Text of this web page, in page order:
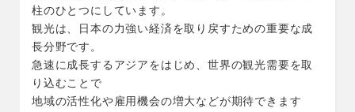
柱のひとつにしています。
観光は、日本の力強い経済を取り戻すための重要な成
長分野です。
急速に成長するアジアをはじめ、世界の観光需要を取
り込むことで
地域の活性化や雇用機会の増大などが期待できます